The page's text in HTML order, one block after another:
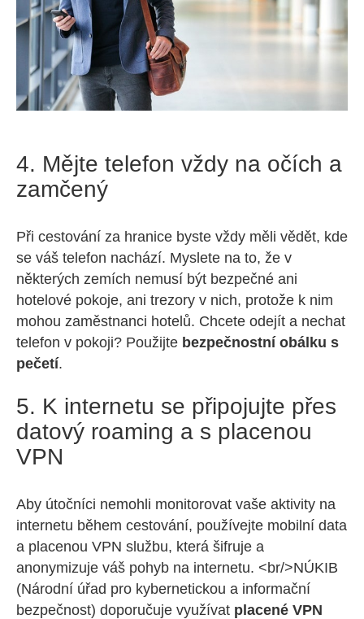
4. Mějte telefon vždy na očích a
zamčený
Při cestování za hranice byste vždy měli vědět, kde
se váš telefon nachází. Myslete na to, že v
některých zemích nemusí být bezpečné ani
hotelové pokoje, ani trezory v nich, protože k nim
mohou zaměstnanci hotelů. Chcete odejít a nechat
telefon v pokoji? Použijte bezpečnostní obálku s
pečetí.
5. K internetu se připojujte přes
datový roaming a s placenou
VPN
Aby útočníci nemohli monitorovat vaše aktivity na
internetu během cestování, používejte mobilní data
a placenou VPN službu, která šifruje a
anonymizuje váš pohyb na internetu. <br/>NÚKIB
(Národní úřad pro kybernetickou a informační
bezpečnost) doporučuje využívat placené VPN